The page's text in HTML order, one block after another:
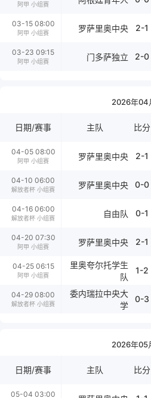
阿甲 小组赛
03-15 08:00
阿甲 小组赛 罗萨里奥中央 2-1
03-23 09:15
阿甲 小组赛 门多萨独立 2-0
2026年04
日期/赛事 主队 比分
04-05 08:00
阿甲 小组赛 罗萨里奥中央 2-1
04-10 06:00
解放者杯 小组赛 罗萨里奥中央 0-0
04-16 06:00
解放者杯 小组赛 自由队 0-1
04-20 07:30
阿甲 小组赛 罗萨里奥中央 2-1
04-25 06:15
阿甲 小组赛
里奥夸尔托学生
队
1-2
04-29 08:00
解放者杯 小组赛
委内瑞拉中央大
学
0-3
2026年05
日期/赛事 主队 比分
05-04 03:00